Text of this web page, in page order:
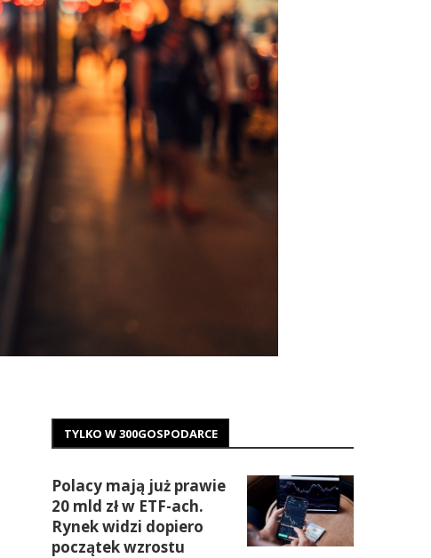
TYLKO W 300GOSPODARCE
Polacy mają już prawie
20 mld zł w ETF-ach.
Rynek widzi dopiero
początek wzrostu